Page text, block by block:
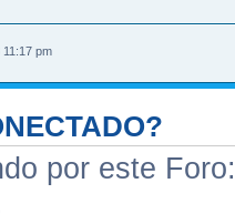
pm
por este